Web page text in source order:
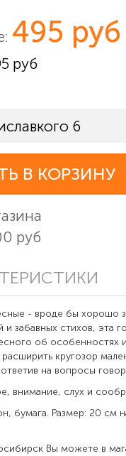
495 руб
руб
6
В КОРЗИНУ
руб
- вроде бы хорошо
забавных стихов, эта
об особенностях
кругозор
на вопросы
внимание, слух и
бумага. Размер: 20 см
Вы можете в